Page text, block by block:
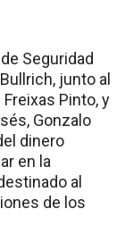
Seguridad
junto al
Pinto, y
Gonzalo
dinero
en la
al
de los